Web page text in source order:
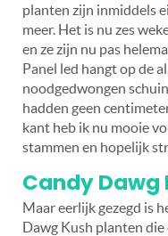
planten zijn inmiddels
meer. Het is nu zes
en ze zijn nu pas
Panel led hangt op de
noodgedwongen
hadden geen
kant heb ik nu mooie
stammen en hopelijk
Candy Dawg
Maar eerlijk gezegd is
Dawg Kush planten